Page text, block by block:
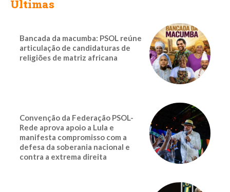
Últimas
Bancada da macumba: PSOL reúne
articulação de candidaturas de
religiões de matriz africana
Convenção da Federação PSOL-
Rede aprova apoio a Lula e
manifesta compromisso com a
defesa da soberania nacional e
contra a extrema direita